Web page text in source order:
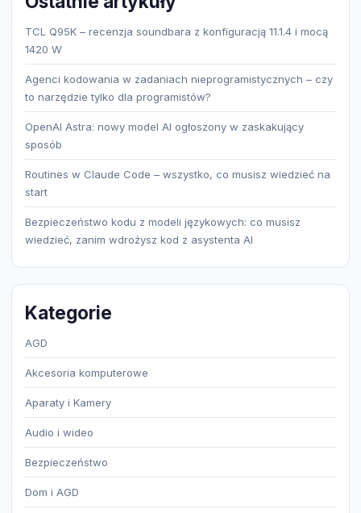
TCL Q95K – recenzja soundbara z konfiguracją 11.1.4 i mocą
1420 W
Agenci kodowania w zadaniach nieprogramistycznych – czy
to narzędzie tylko dla programistów?
OpenAI Astra: nowy model AI ogłoszony w zaskakujący
sposób
Routines w Claude Code – wszystko, co musisz wiedzieć na
start
Bezpieczeństwo kodu z modeli językowych: co musisz
wiedzieć, zanim wdrożysz kod z asystenta AI
Kategorie
AGD
Akcesoria komputerowe
Aparaty i Kamery
Audio i wideo
Bezpieczeństwo
Dom i AGD